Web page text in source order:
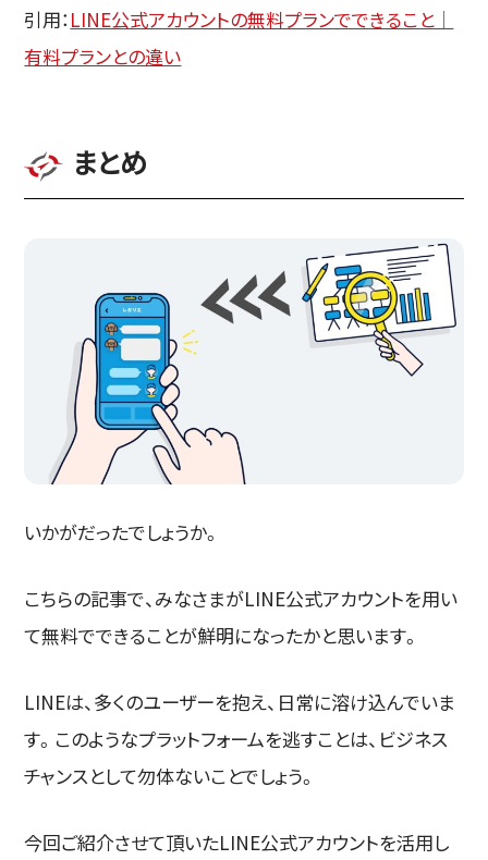
引用： LINE公式アカウントの無料プランでできること｜
有料プランとの違い
まとめ
いかがだったでしょうか。
こちらの記事で、みなさまがLINE公式アカウントを用い
て無料でできることが鮮明になったかと思います。
LINEは、多くのユーザーを抱え、日常に溶け込んでいま
す。このようなプラットフォームを逃すことは、ビジネス
チャンスとして勿体ないことでしょう。
今回ご紹介させて頂いたLINE公式アカウントを活用し